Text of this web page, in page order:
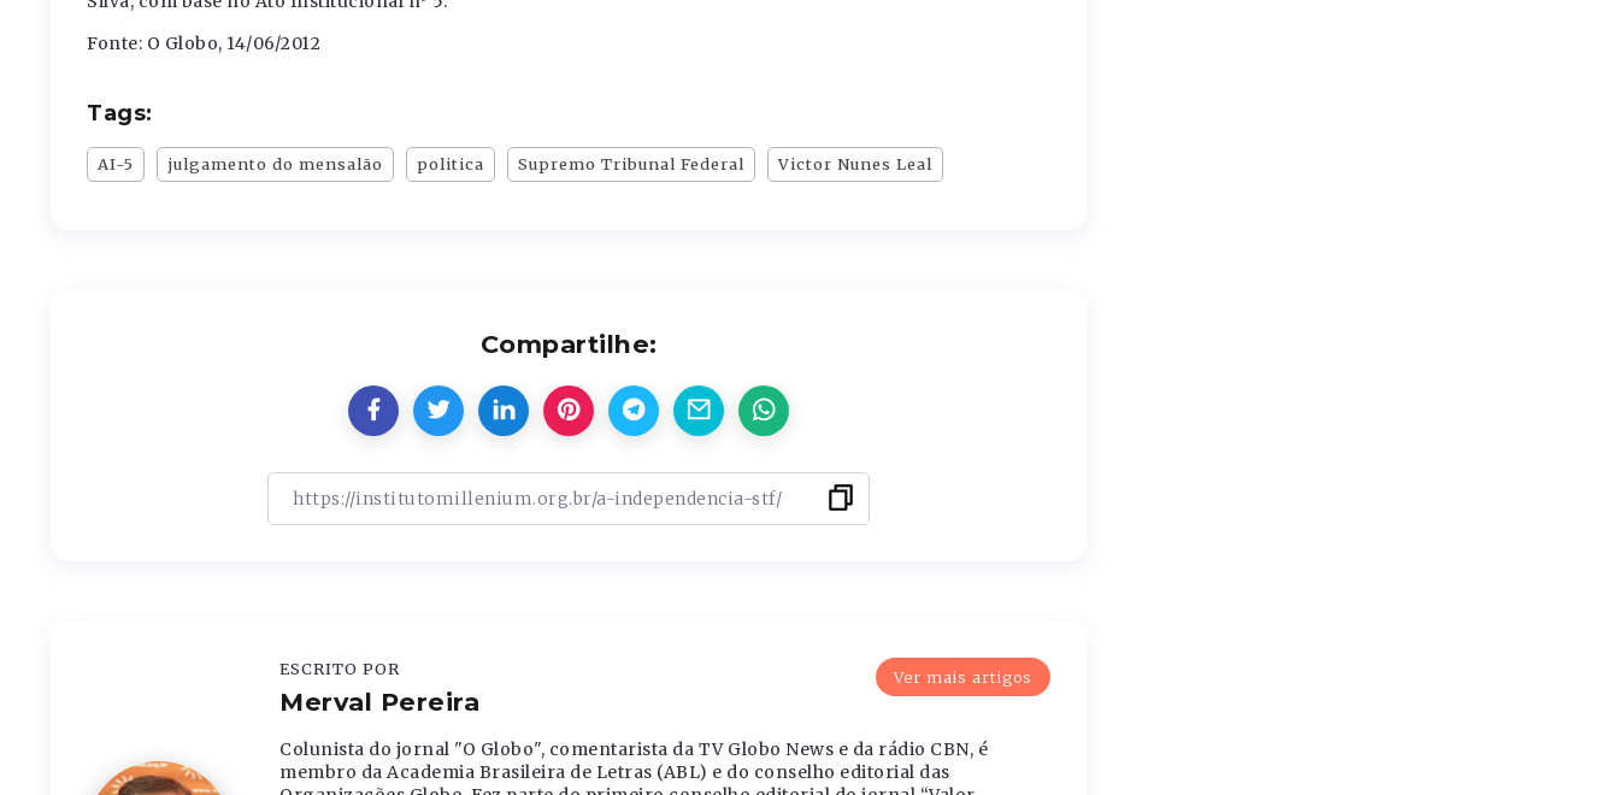
Fonte: O Globo, 14/06/2012
Tags:
AI-5 julgamento do mensalão politica Supremo Tribunal Federal Victor Nunes Leal
Compartilhe:
Ver mais artigos
ESCRITO POR
Merval Pereira
Colunista do jornal "O Globo", comentarista da TV Globo News e da rádio CBN, é
membro da Academia Brasileira de Letras (ABL) e do conselho editorial das